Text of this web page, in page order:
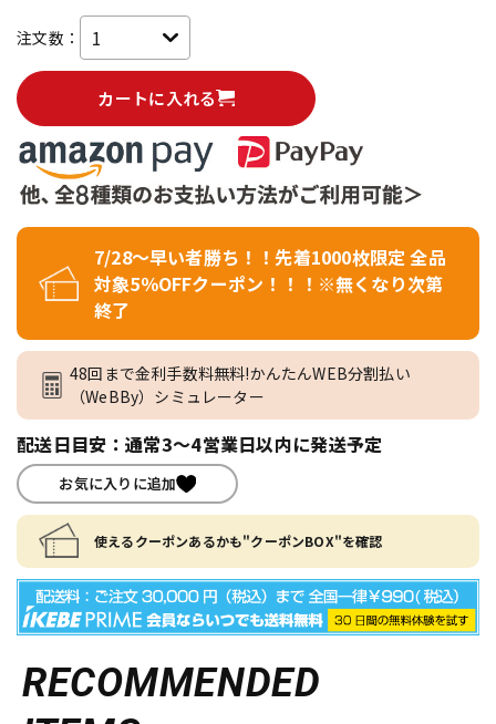
注文数：
カートに入れる
7/28～早い者勝ち！！先着1000枚限定 全品
対象5％OFFクーポン！！！※無くなり次第
終了
48回まで金利手数料無料!かんたんWEB分割払い
（WeBBy）シミュレーター
配送日目安：通常3～4営業日以内に発送予定
お気に入りに追加
使えるクーポンあるかも"クーポンBOX"を確認
RECOMMENDED